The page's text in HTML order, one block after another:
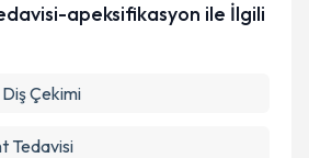
apeksifikasyon ile İlgili
Çekimi
Tedavisi